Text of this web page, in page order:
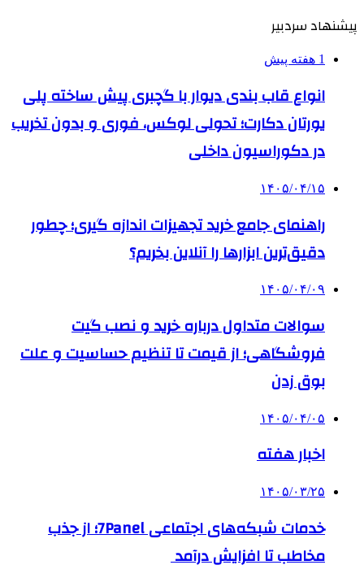
پیشنهاد سردبیر
1 هفته پیش
انواع قاب بندی دیوار با گچبری پیش ساخته پلی
یورتان دکارت؛ تحولی لوکس، فوری و بدون تخریب
در دکوراسیون داخلی
۱۴۰۵/۰۴/۱۵
راهنمای جامع خرید تجهیزات اندازه گیری؛ چطور
دقیق‌ترین ابزارها را آنلاین بخریم؟
۱۴۰۵/۰۴/۰۹
سوالات متداول درباره خرید و نصب گیت
فروشگاهی؛ از قیمت تا تنظیم حساسیت و علت
بوق زدن
۱۴۰۵/۰۴/۰۵
اخبار هفته
۱۴۰۵/۰۳/۲۵
خدمات شبکه‌های اجتماعی 7Panel؛ از جذب
مخاطب تا افزایش درآمد